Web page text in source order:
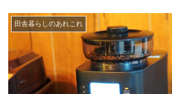
田舎暮らしのあれこれ